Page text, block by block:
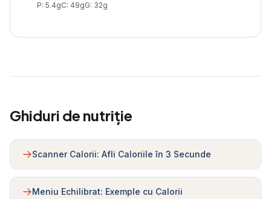
P: 5.4gC: 49gG: 32g
Ghiduri de nutriție
Scanner Calorii: Afli Caloriile în 3 Secunde
Meniu Echilibrat: Exemple cu Calorii